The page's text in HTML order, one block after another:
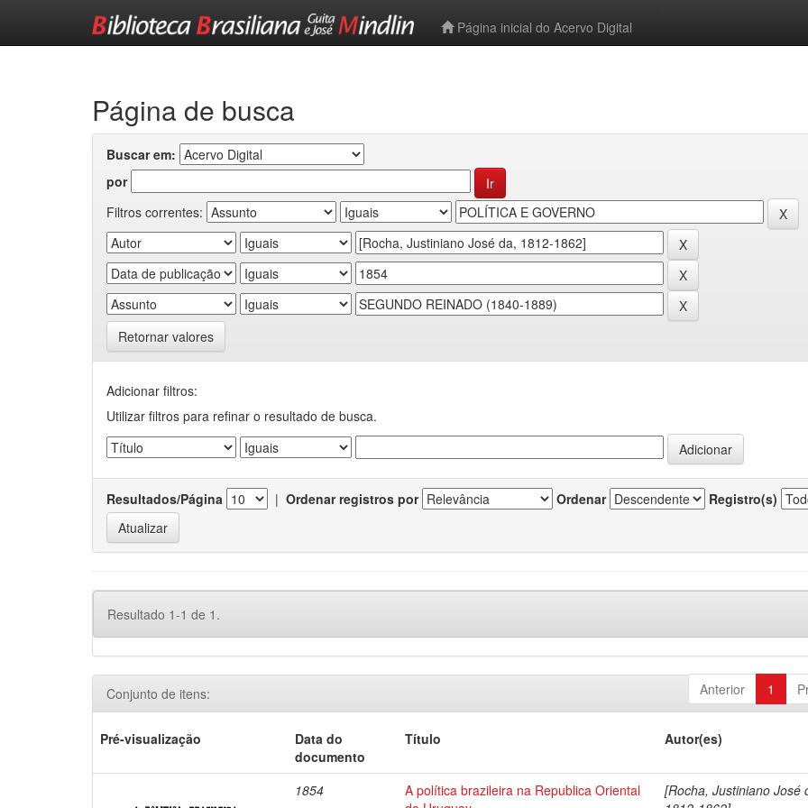
Página inicial do Acervo Digital
Página de busca
Buscar em:
por
Filtros correntes:
Retornar valores
Adicionar filtros:
Utilizar filtros para refinar o resultado de busca.
Resultados/Página | Ordenar registros por Ordenar Registro(s)
Resultado 1-1 de 1.
Anterior 1
Conjunto de itens:
Pré-visualização
Data do
documento
Título Autor(es)
1854
A política brazileira na Republica Oriental
[Rocha, Justiniano José